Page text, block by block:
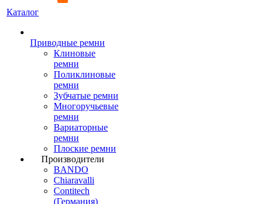
Каталог
Приводные ремни
Клиновые
ремни
Поликлиновые
ремни
Зубчатые ремни
Многоручьевые
ремни
Вариаторные
ремни
Плоские ремни
Производители
BANDO
Chiaravalli
Contitech
(Германия)